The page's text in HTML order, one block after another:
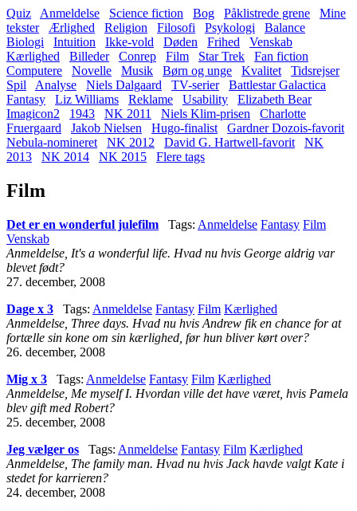
Quiz Anmeldelse Science fiction Bog Påklistrede grene
Mine
tekster
Ærlighed Religion Filosofi Psykologi
Balance
Biologi
Intuition Ikke-vold Døden Frihed
Venskab
Kærlighed
Billeder Conrep Film Star Trek
Fan fiction
Computere
Novelle Musik Børn og unge Kvalitet
Tidsrejser
Spil
Analyse Niels Dalgaard TV-serier
Battlestar Galactica
Fantasy
Liz Williams Reklame Usability
Elizabeth Bear
Imagicon2
1943 NK 2011 Niels Klim-prisen
Charlotte
Fruergaard
Jakob Nielsen Hugo-finalist
Gardner Dozois-favorit
Nebula-nomineret
NK 2012 David G. Hartwell-favorit
NK
2013
NK 2014 NK 2015 Flere tags
Film
Det er en wonderful julefilm Tags: Anmeldelse Fantasy Film
Venskab
Anmeldelse, It's a wonderful life. Hvad nu hvis George aldrig var
blevet født?
27. december, 2008
Dage x 3
Tags: Anmeldelse Fantasy Film Kærlighed
Anmeldelse, Three days. Hvad nu hvis Andrew fik en chance for at
fortælle sin kone om sin kærlighed, før hun bliver kørt over?
26. december, 2008
Mig x 3
Tags: Anmeldelse Fantasy Film Kærlighed
Anmeldelse, Me myself I. Hvordan ville det have været, hvis Pamela
blev gift med Robert?
25. december, 2008
Jeg vælger os
Tags: Anmeldelse Fantasy Film Kærlighed
Anmeldelse, The family man. Hvad nu hvis Jack havde valgt Kate i
stedet for karrieren?
24. december, 2008